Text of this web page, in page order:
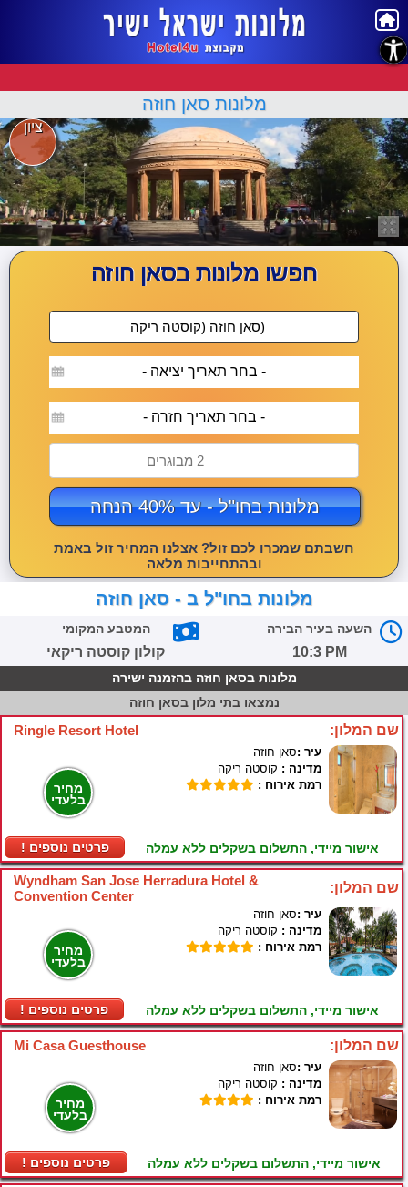
מלונות סאן חוזה
ציון
חפשו מלונות בסאן חוזה
- בחר תאריך יציאה -
- בחר תאריך חזרה -
2 מבוגרים
מלונות בחו"ל - עד 40% הנחה
חשבתם שמכרו לכם זול? אצלנו המחיר זול באמת
ובהתחייבות מלאה
מלונות בחו"ל ב - סאן חוזה
המטבע המקומי
קולון קוסטה ריקאי
השעה בעיר הבירה
10:3 PM
מלונות בסאן חוזה בהזמנה ישירה
נמצאובתי מלון בסאן חוזה
Ringle Resort Hotel שם המלון:
מחיר
בלעדי
! פרטים נוספים
עיר :סאן חוזה
מדינה : קוסטה ריקה
רמת אירוח :
אישור מיידי, התשלום בשקלים ללא עמלה
Wyndham San Jose Herradura Hotel &
Convention Center
שם המלון:
מחיר
בלעדי
! פרטים נוספים
עיר :סאן חוזה
מדינה : קוסטה ריקה
רמת אירוח :
אישור מיידי, התשלום בשקלים ללא עמלה
Mi Casa Guesthouse שם המלון:
מחיר
בלעדי
! פרטים נוספים
עיר :סאן חוזה
מדינה : קוסטה ריקה
רמת אירוח :
אישור מיידי, התשלום בשקלים ללא עמלה
נגישות